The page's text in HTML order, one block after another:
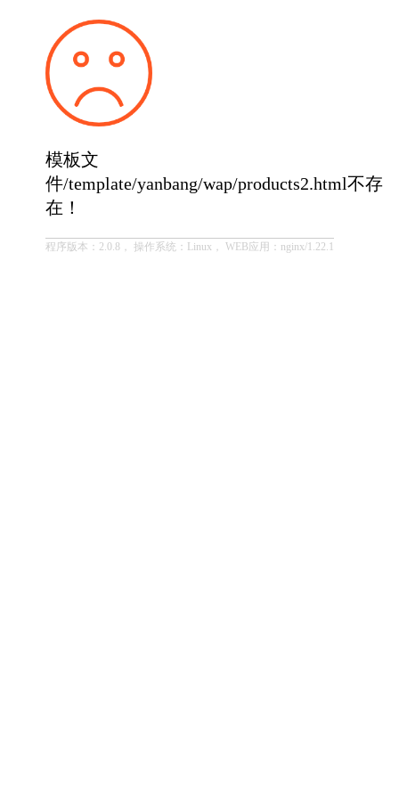
模板文
件/template/yanbang/wap/products2.html不存
在！
程序版本：2.0.8， 操作系统：Linux， WEB应用：nginx/1.22.1